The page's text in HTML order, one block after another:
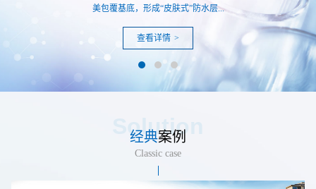
美包覆基底，形成“皮肤式”防水层...
查看详情 >
Solution
经典案例
Classic case